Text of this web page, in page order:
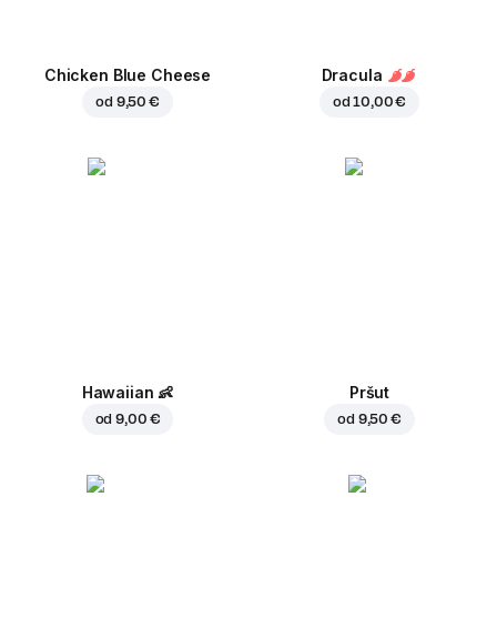
Chicken Blue Cheese
od 9,50 €
Dracula
od10,00 €
Hawaiian 👶
od9,00 €
Pršut
od 9,50 €